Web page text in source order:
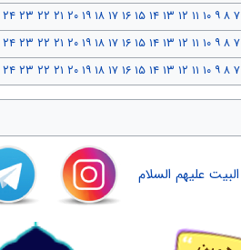
۷ ۸ ۹ ۱۰ ۱۱ ۱۲ ۱۳ ۱۴ ۱۵ ۱۶ ۱۷ ۱۸ ۱۹ ۲۰ ۲۱ ۲۲ ۲۳ ۲۴
۷ ۸ ۹ ۱۰ ۱۱ ۱۲ ۱۳ ۱۴ ۱۵ ۱۶ ۱۷ ۱۸ ۱۹ ۲۰ ۲۱ ۲۲ ۲۳ ۲۴
۷ ۸ ۹ ۱۰ ۱۱ ۱۲ ۱۳ ۱۴ ۱۵ ۱۶ ۱۷ ۱۸ ۱۹ ۲۰ ۲۱ ۲۲ ۲۳ ۲۴